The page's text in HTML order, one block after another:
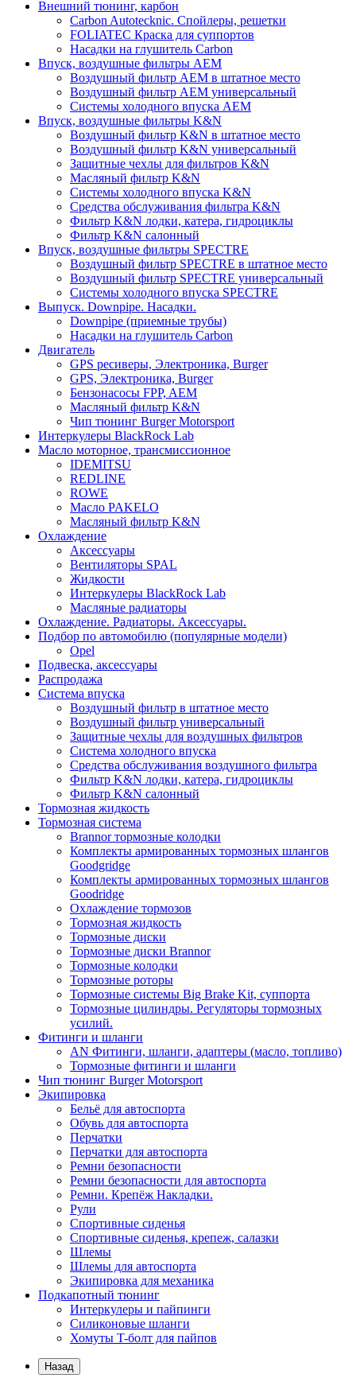
Внешний тюнинг, карбон
Carbon Autotecknic. Спойлеры, решетки
FOLIATEC Краска для суппортов
Насадки на глушитель Carbon
Впуск, воздушные фильтры AEM
Воздушный фильтр AEM в штатное место
Воздушный фильтр AEM универсальный
Системы холодного впуска AEM
Впуск, воздушные фильтры K&N
Воздушный фильтр K&N в штатное место
Воздушный фильтр K&N универсальный
Защитные чехлы для фильтров K&N
Масляный фильтр K&N
Системы холодного впуска K&N
Средства обслуживания фильтра K&N
Фильтр K&N лодки, катера, гидроциклы
Фильтр K&N салонный
Впуск, воздушные фильтры SPECTRE
Воздушный фильтр SPECTRE в штатное место
Воздушный фильтр SPECTRE универсальный
Системы холодного впуска SPECTRE
Выпуск. Downpipe. Насадки.
Downpipe (приемные трубы)
Насадки на глушитель Carbon
Двигатель
GPS ресиверы, Электроника, Burger
GPS, Электроника, Burger
Бензонасосы FPP, AEM
Масляный фильтр K&N
Чип тюнинг Burger Motorsport
Интеркулеры BlackRock Lab
Масло моторное, трансмиссионное
IDEMITSU
REDLINE
ROWE
Масло PAKELO
Масляный фильтр K&N
Охлаждение
Аксессуары
Вентиляторы SPAL
Жидкости
Интеркулеры BlackRock Lab
Масляные радиаторы
Охлаждение. Радиаторы. Аксессуары.
Подбор по автомобилю (популярные модели)
Opel
Подвеска, аксессуары
Распродажа
Система впуска
Воздушный фильтр в штатное место
Воздушный фильтр универсальный
Защитные чехлы для воздушных фильтров
Система холодного впуска
Средства обслуживания воздушного фильтра
Фильтр K&N лодки, катера, гидроциклы
Фильтр K&N салонный
Тормозная жидкость
Тормозная система
Brannor тормозные колодки
Комплекты армированных тормозных шлангов
Goodgridge
Комплекты армированных тормозных шлангов
Goodridge
Охлаждение тормозов
Тормозная жидкость
Тормозные диски
Тормозные диски Brannor
Тормозные колодки
Тормозные роторы
Тормозные системы Big Brake Kit, суппорта
Тормозные цилиндры. Регуляторы тормозных
усилий.
Фитинги и шланги
AN Фитинги, шланги, адаптеры (масло, топливо)
Тормозные фитинги и шланги
Чип тюнинг Burger Motorsport
Экипировка
Бельё для автоспорта
Обувь для автоспорта
Перчатки
Перчатки для автоспорта
Ремни безопасности
Ремни безопасности для автоспорта
Ремни. Крепёж Накладки.
Рули
Спортивные сиденья
Спортивные сиденья, крепеж, салазки
Шлемы
Шлемы для автоспорта
Экипировка для механика
Подкапотный тюнинг
Интеркулеры и пайпинги
Силиконовые шланги
Хомуты T-болт для пайпов
Назад